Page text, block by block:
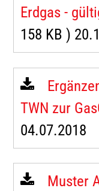
Erdgas -
158 KB )
TWN zur
04.07.2018
Muster